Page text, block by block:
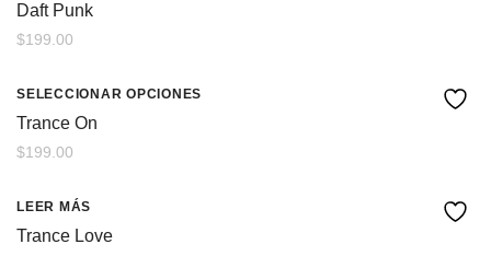
Daft Punk
$199.00
SELECCIONAR OPCIONES
Trance On
$199.00
LEER MÁS
Trance Love